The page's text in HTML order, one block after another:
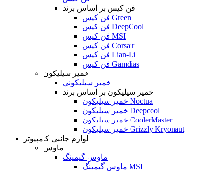
فن کیس بر اساس برند
فن کیس Green
فن کیس DeepCool
فن کیس MSI
فن کیس Corsair
فن کیس Lian-Li
فن کیس Gamdias
خمیر سیلیکون
خمیر سیلیکونی
خمیر سیلیکون بر اساس برند
خمیر سیلیکون Noctua
خمیر سیلیکون Deepcool
خمیر سیلیکون CoolerMaster
خمیر سیلیکون Grizzly Kryonaut
لوازم جانبی کامپیوتر
ماوس
ماوس گیمینگ
ماوس گیمینگ MSI